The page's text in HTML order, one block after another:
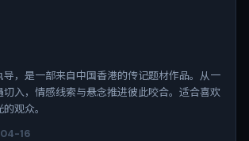
导，是一部来自中国香港的传记题材作品。从一
切入，情感线索与悬念推进彼此咬合。适合喜欢
观众。
16